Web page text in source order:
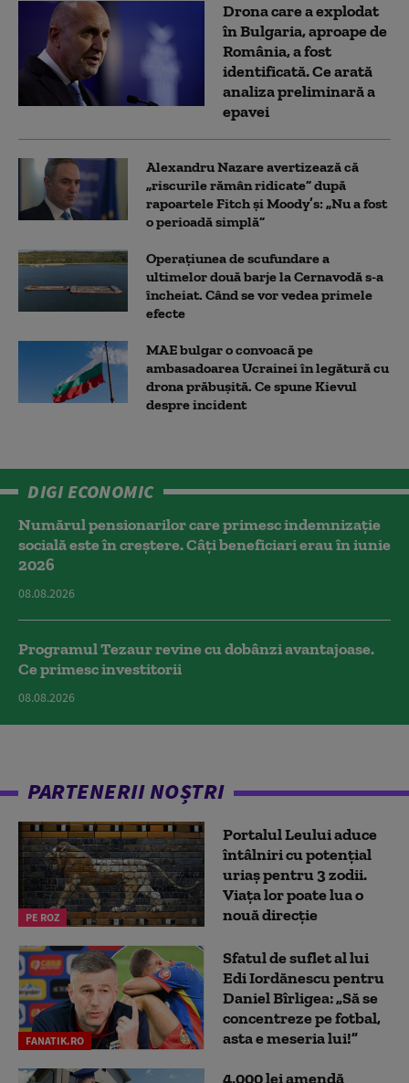
Drona care a explodat
în Bulgaria, aproape de
România, a fost
identificată. Ce arată
analiza preliminară a
epavei
Alexandru Nazare avertizează că
„riscurile rămân ridicate” după
rapoartele Fitch și Moody’s: „Nu a fost
o perioadă simplă”
Operațiunea de scufundare a
ultimelor două barje la Cernavodă s-a
încheiat. Când se vor vedea primele
efecte
MAE bulgar o convoacă pe
ambasadoarea Ucrainei în legătură cu
drona prăbuşită. Ce spune Kievul
despre incident
DIGI ECONOMIC
Numărul pensionarilor care primesc indemnizaţie
socială este în creștere. Câți beneficiari erau în iunie
2026
08.08.2026
Programul Tezaur revine cu dobânzi avantajoase.
Ce primesc investitorii
08.08.2026
PARTENERII NOȘTRI
PE ROZ
Portalul Leului aduce
întâlniri cu potențial
uriaș pentru 3 zodii.
Viața lor poate lua o
nouă direcție
FANATIK.RO
Sfatul de suflet al lui
Edi Iordănescu pentru
Daniel Bîrligea: „Să se
concentreze pe fotbal,
asta e meseria lui!”
4.000 lei amendă